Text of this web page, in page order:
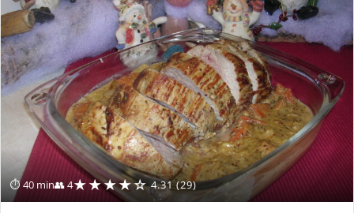
⏱ 40 min👥 4★★★★☆ 4.31 (29)